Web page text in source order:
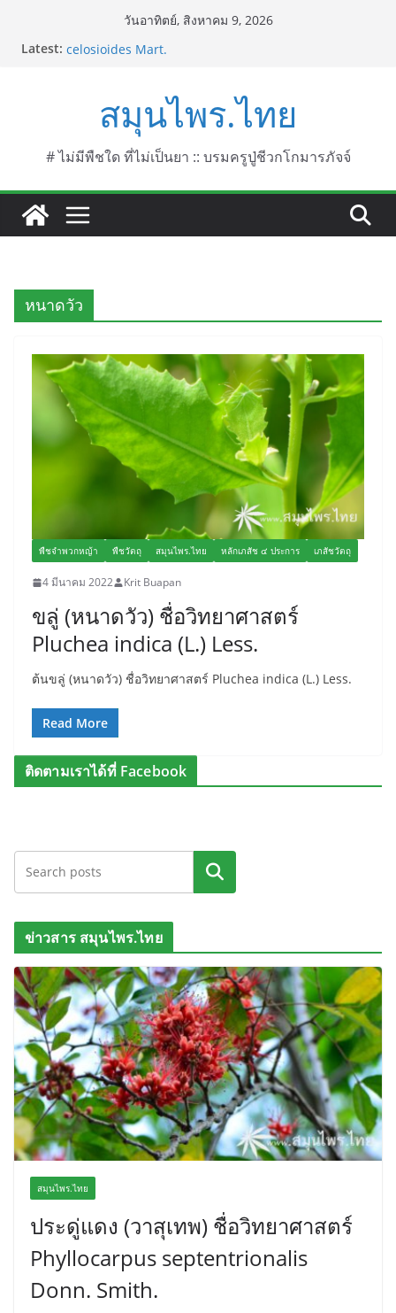
วันอาทิตย์, สิงหาคม 9, 2026
Latest: บานไม่รู้โรยป่า ชื่อวิทยาศาสตร์ Gomphrena
บานเย็น ชื่อวิทยาศาสตร์ Mirabilis jalapa L.
ประดู่แดง (วาสุเทพ) ชื่อวิทยาศาสตร์ Phyllocarpus
septentrionalis Donn. Smith.
บานไม่รู้โรยไฟเออร์เวิร์ค ชื่อวิทยาศาสตร์ Gomphrena
pulchella L. (Firework)
สมุนไพร.ไทย
# ไม่มีพืชใด ที่ไม่เป็นยา :: บรมครูปู่ชีวกโกมารภัจจ์
หนาดวัว
พืชจำพวกหญ้า พืชวัตถุ สมุนไพร.ไทย หลักเภสัช ๔ ประการ เภสัชวัตถุ
4 มีนาคม 2022 Krit Buapan
ขลู่ (หนาดวัว) ชื่อวิทยาศาสตร์
Pluchea indica (L.) Less.
ต้นขลู่ (หนาดวัว) ชื่อวิทยาศาสตร์ Pluchea indica (L.) Less.
Read More
ติดตามเราได้ที่ Facebook
ค้นหา
ข่าวสาร สมุนไพร.ไทย
สมุนไพร.ไทย
ประดู่แดง (วาสุเทพ) ชื่อวิทยาศาสตร์
Phyllocarpus septentrionalis
Donn. Smith.